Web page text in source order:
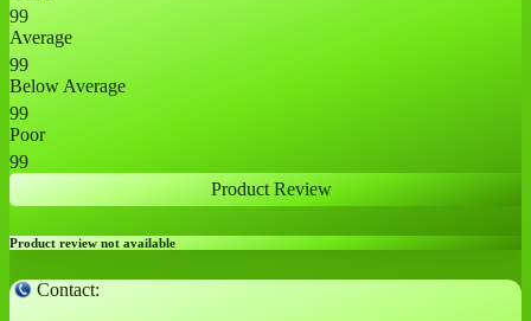
99
Average
99
Below Average
99
Poor
99
Product Review
Product review not available
Contact: